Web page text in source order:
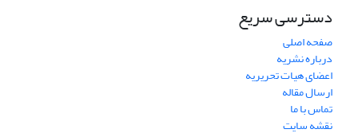
دسترسی سریع
صفحه اصلی
درباره نشریه
اعضای هیات تحریریه
ارسال مقاله
تماس با ما
نقشه سایت